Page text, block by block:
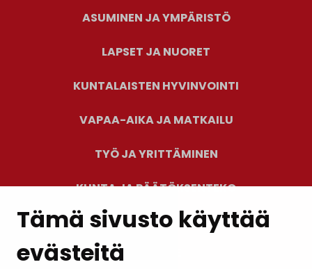
Tämä sivusto käyttää
evästeitä
ASUMINEN JA YMPÄRISTÖ
LAPSET JA NUORET
KUNTALAISTEN HYVINVOINTI
VAPAA-AIKA JA MATKAILU
TYÖ JA YRITTÄMINEN
KUNTA JA PÄÄTÖKSENTEKO